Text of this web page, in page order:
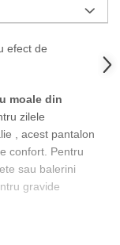
efect de
moale din
zilele
, acest pantalon
confort. Pentru
sau balerini
gravide